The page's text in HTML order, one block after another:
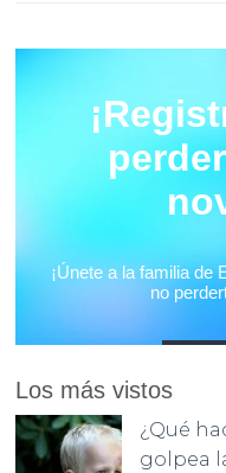
Los más vistos
¿Qué
golpea